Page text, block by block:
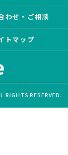
わせ・ご相談
トマップ
RESERVED.